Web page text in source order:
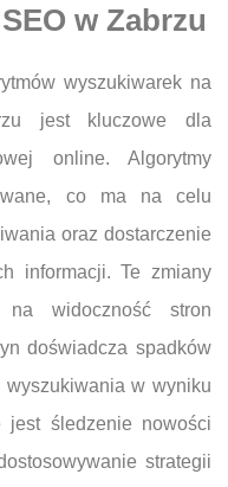
w Zabrzu
wyszukiwarek na
jest kluczowe dla
online. Algorytmy
co ma na celu
oraz dostarczenie
informacji. Te zmiany
widoczność stron
doświadcza spadków
w wyniku
jest śledzenie nowości
strategii